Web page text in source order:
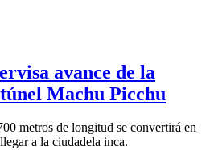
avance de la
Machu Picchu
metros de longitud se convertirá en
a la ciudadela inca.